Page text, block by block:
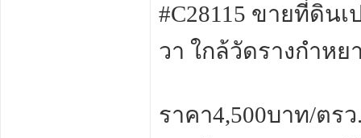
#C28115 ขายที่ดิน
วา ใกล้วัดรางกำหย
ราคา4,500บาท/ตรว